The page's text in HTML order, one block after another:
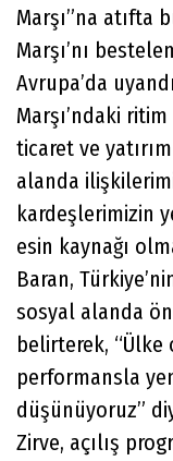
Marşı”na atıfta
Marşı’nı
Avrupa’da
Marşı’ndaki
ticaret ve
alanda
kardeşlerimizin
esin kaynağı
Baran,
sosyal alanda
belirterek,
performansla
düşünüyoruz”
Zirve, açılış